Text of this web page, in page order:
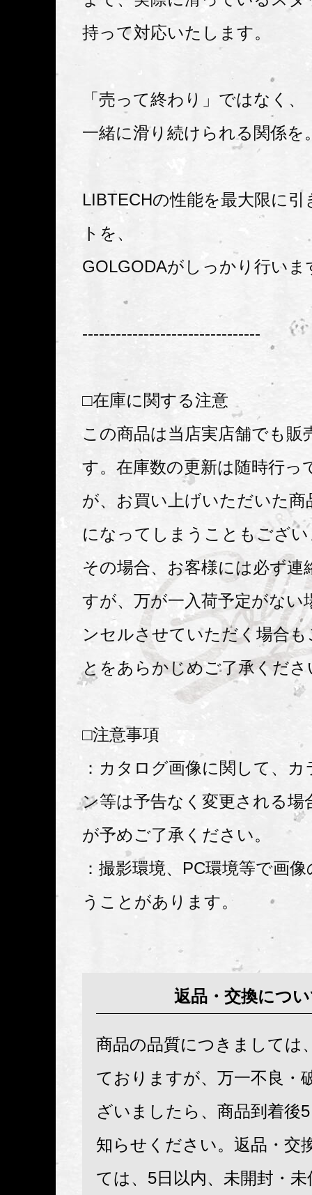
持って対応いたします。
「売って終わり」ではなく、
一緒に滑り続けられる関係を
LIBTECHの性能を最大限に
トを、
GOLGODAがしっかり行いま
--------------------------------
□在庫に関する注意
この商品は当店実店舗でも販
す。在庫数の更新は随時行っ
が、お買い上げいただいた商
になってしまうこともござ
その場合、お客様には必ず連
すが、万が一入荷予定がない
ンセルさせていただく場合
とをあらかじめご了承くださ
□注意事項
：カタログ画像に関して、
ン等は予告なく変更される場
が予めご了承ください。
：撮影環境、PC環境等で画
うことがあります。
返品・交換につ
商品の品質につきましては
ておりますが、万一不良・
ざいましたら、商品到着後
知らせください。返品・交
ては、5日以内、未開封・